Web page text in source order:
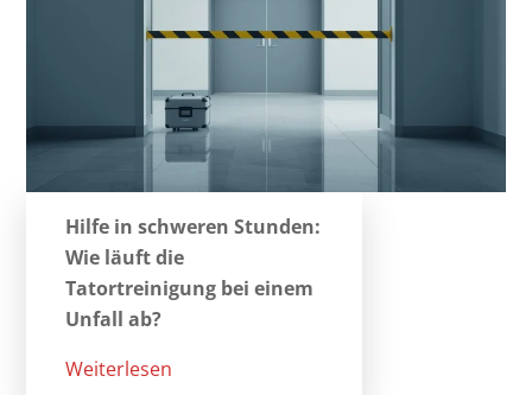
Hilfe in schweren Stunden:
Wie läuft die
Tatortreinigung bei einem
Unfall ab?
Weiterlesen